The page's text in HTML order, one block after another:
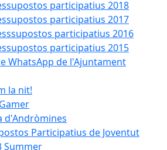
participatius 2018
participatius 2017
participatius 2016
participatius 2015
WhatsApp de l'Ajuntament
la nit!
d'Andròmines
Participatius de Joventut
Summer